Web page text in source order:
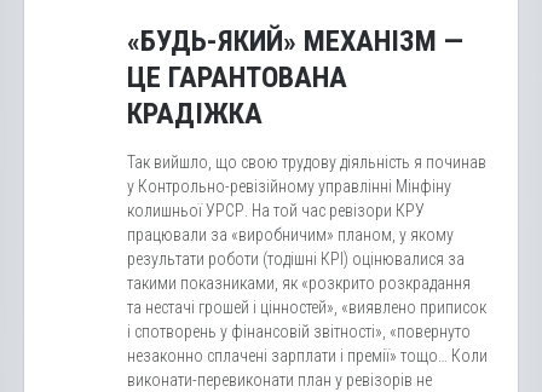
«БУДЬ-ЯКИЙ» МЕХАНІЗМ —
ЦЕ ГАРАНТОВАНА
КРАДІЖКА
Так вийшло, що свою трудову діяльність я починав
у Контрольно-ревізійному управлінні Мінфіну
колишньої УРСР. На той час ревізори КРУ
працювали за «виробничим» планом, у якому
результати роботи (тодішні КРІ) оцінювалися за
такими показниками, як «розкрито розкрадання
та нестачі грошей і цінностей», «виявлено приписок
і спотворень у фінансовій звітності», «повернуто
незаконно сплачені зарплати і премії» тощо… Коли
виконати-перевиконати план у ревізорів не